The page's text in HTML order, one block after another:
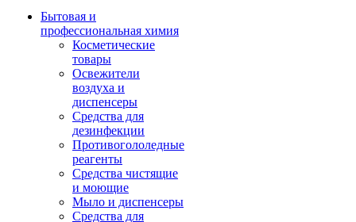
Бытовая и
профессиональная химия
Косметические
товары
Освежители
воздуха и
диспенсеры
Средства для
дезинфекции
Противогололедные
реагенты
Средства чистящие
и моющие
Мыло и диспенсеры
Средства для